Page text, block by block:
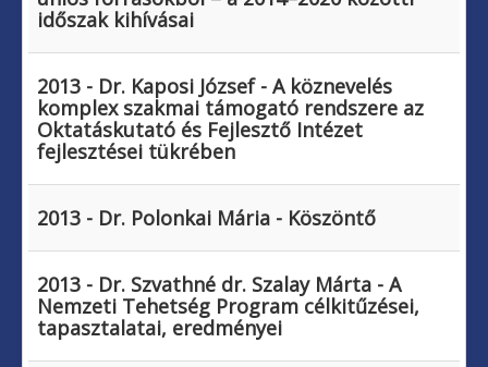
időszak kihívásai
2013 - Dr. Kaposi József - A köznevelés
komplex szakmai támogató rendszere az
Oktatáskutató és Fejlesztő Intézet
fejlesztései tükrében
2013 - Dr. Polonkai Mária - Köszöntő
2013 - Dr. Szvathné dr. Szalay Márta - A
Nemzeti Tehetség Program célkitűzései,
tapasztalatai, eredményei